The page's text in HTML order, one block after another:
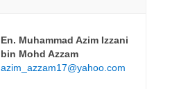
En. Muhammad Azim Izzani
bin Mohd Azzam
azim_azzam17@yahoo.com